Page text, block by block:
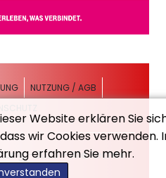
Website erklären Sie
wir Cookies verwenden.
erfahren Sie mehr.
NUTZUNG / AGB
- 2026 - Alle Rechte